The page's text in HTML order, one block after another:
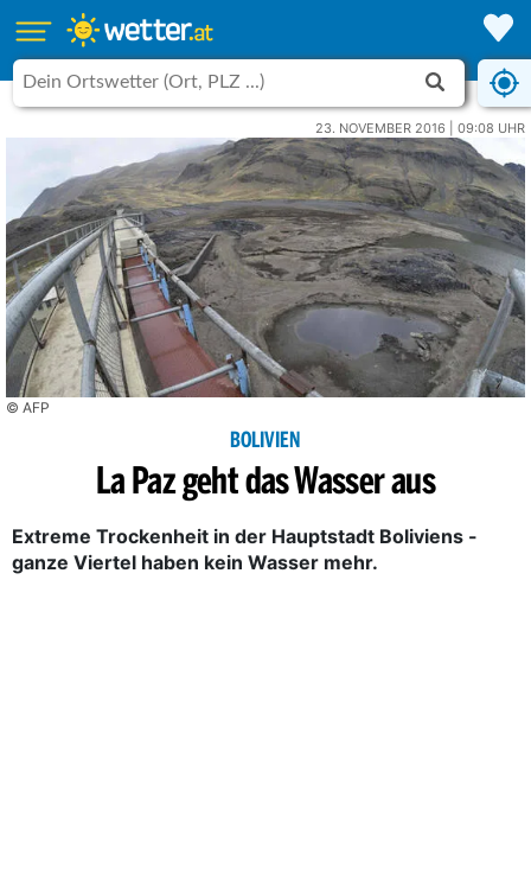
23. NOVEMBER 2016 | 09:08 UHR
© AFP
BOLIVIEN
La Paz geht das Wasser aus
Extreme Trockenheit in der Hauptstadt Boliviens -
ganze Viertel haben kein Wasser mehr.